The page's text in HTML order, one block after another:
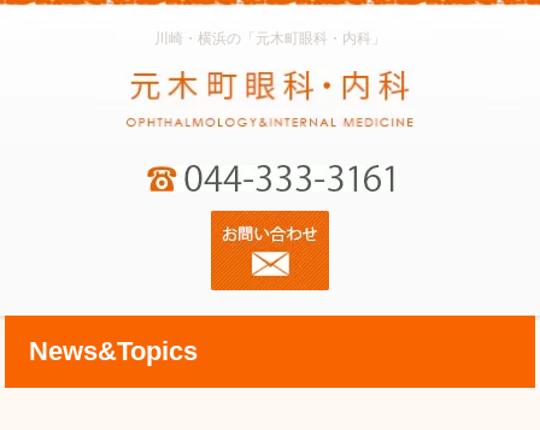
川崎・横浜の「元木町眼科・内科」
News&Topics